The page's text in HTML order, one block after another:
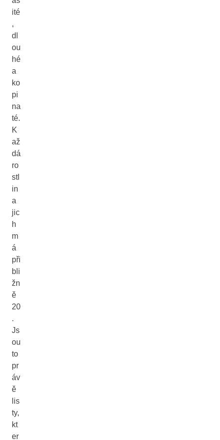
ité
,
dl
ou
hé
a
ko
pi
na
té.
K
až
dá
ro
stl
in
a
jic
h
m
á
při
bli
žn
ě
20
.
Js
ou
to
pr
áv
ě
lis
ty,
kt
er